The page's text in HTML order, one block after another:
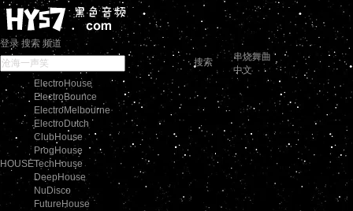
登录 搜索 频道
搜索
串烧舞曲
中文
HOUSE
ElectroHouse
ElectroBounce
ElectroMelbourne
ElectroDutch
ClubHouse
ProgHouse
TechHouse
DeepHouse
NuDisco
FutureHouse